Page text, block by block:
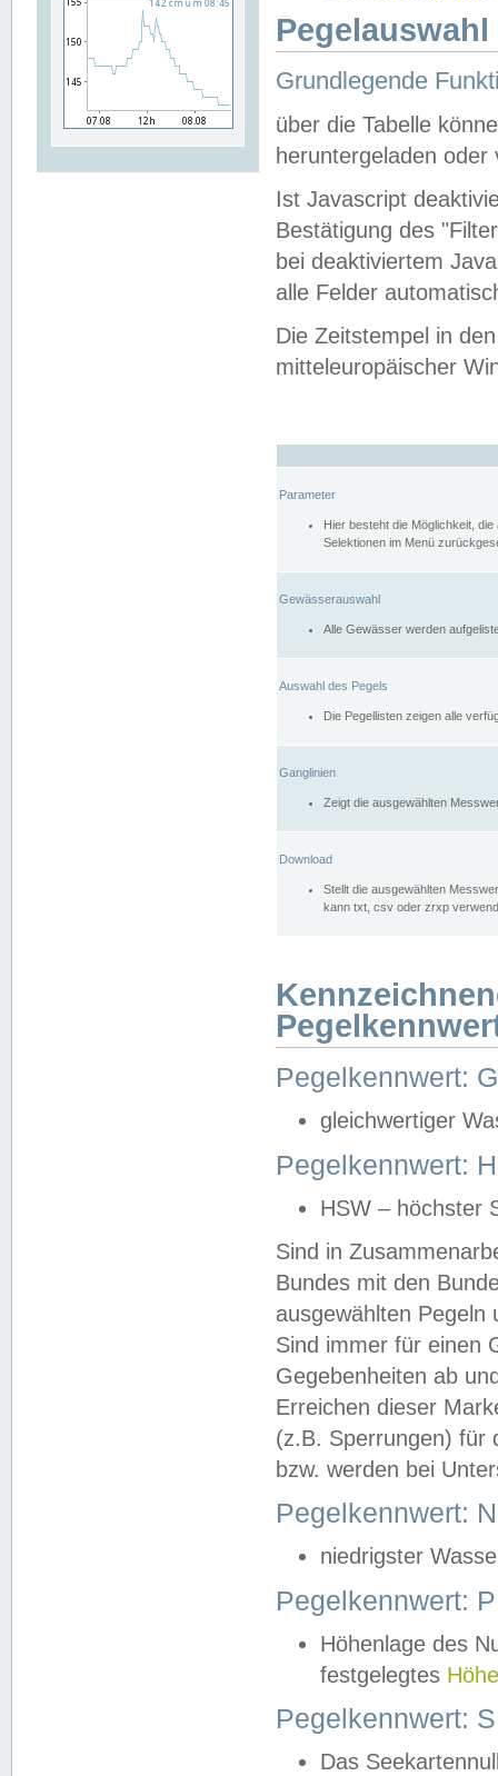
Grundlegende
über die Tabelle
heruntergeladen oder
Ist Javascript
Bestätigung des
bei deaktiviertem
alle Felder
Die Zeitstempel in
mitteleuropäischer
Parameter
Hier besteht die Möglichkeit,
Selektionen im Menü
Gewässerauswahl
Alle Gewässer werden
Auswahl des Pegels
Die Pegellisten zeigen alle
Ganglinien
Zeigt die ausgewählten
Download
Stellt die ausgewählten
kann txt, csv oder zrxp
Pegelkennwert:
gleichwertiger
Pegelkennwert:
HSW – höchster
Sind in
Bundes mit den
ausgewählten
Sind immer für einen
Gegebenheiten ab
Erreichen dieser
(z.B. Sperrungen) für
bzw. werden bei
Pegelkennwert:
niedrigster
Pegelkennwert:
Höhenlage des
festgelegtes
Pegelkennwert:
Das